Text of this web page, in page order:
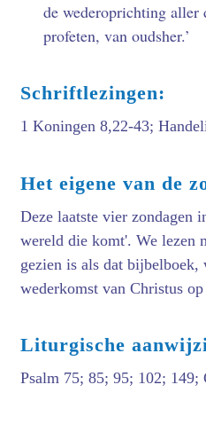
de wederoprichting
profeten, van oudsher.’
Schriftlezingen:
1 Koningen 8,22-43;
Het eigene van de
Deze laatste vier zondagen
wereld die komt'. We lezen
gezien is als dat bijbelboek,
wederkomst van Christus
Liturgische
Psalm 75; 85; 95; 102; 149;